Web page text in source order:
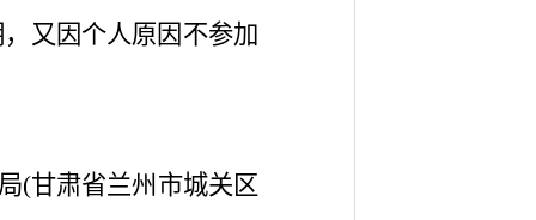
又因个人原因不参加
(甘肃省兰州市城关区